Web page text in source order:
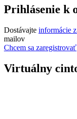
Prihlásenie k
Dostávajte informácie
mailov
Chcem sa zaregistrovať
Virtuálny